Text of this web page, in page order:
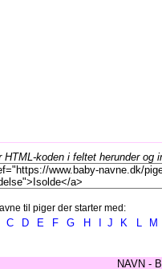
HTML-koden i feltet herunder
til piger der starter med:
C D E F G H J K L M
NAVN -